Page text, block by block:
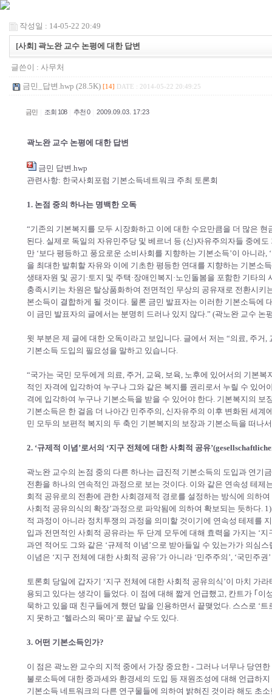
작성일 : 14-05-22 20:49
[사회] 곽노완 교수 논평에 대한 답변
글쓴이 : 사무처
금민_답변.hwp (28.5K) [14] DATE : 2014-05-22 20:49:25
금민 조회 108 추천 0 2009.09.03. 17:23
곽노완 교수 논평에 대한 답변
금민 답변.hwp
관련사항: 한국사회포럼 기본소득네트워크 주최 토론회
1. 논점 중의 하나는 명백한 오독
“기존의 기본복지를 모두 시장화하고 이에 대한 수요만큼을 더 많은
된다. 실제로 독일의 자유민주당 및 베르너 등 (신)자유주의자들 중에
만 ‘보다 평등하고 풍요로운 소비사회를 지향하는 기본소득’이 아니라
을 최대한 발휘할 자유와 이에 기초한 평등한 연대를 지향하는 기본소
생태자원 및 공기·토지 및 주택·장애인복지·노인돌봄을 포함한 기타
충족시키는 차원은 탈상품화하여 전면적인 무상의 공유재로 전환시
본소득이 결합하게 될 것이다. 물론 금민 발표자는 이러한 기본소득에
이 금민 발표자의 글에서는 분명히 드러나 있지 않다.” (곽노완 교수 논
윗 부분은 제 글에 대한 오독이라고 보입니다. 글에서 저는 “의료, 주거
기본소득 도입의 필요성을 말하고 있습니다.
“국가는 국민 모두에게 의료, 주거, 교육, 보육, 노후에 있어서의 기본
적인 자격에 입각하여 누구나 그와 같은 복지를 권리로서 누릴 수 있어
격에 입각하여 누구나 기본소득을 받을 수 있어야 한다. 기본복지의
기본소득은 한 걸음 더 나아간 민주주의, 신자유주의 이후 변화된 세
민 모두의 보편적 복지의 두 축인 기본복지의 보장과 기본소득을 떠나
2. ‘규제적 이념’로서의 ‘지구 전체에 대한 사회적 공유
곽노완 교수의 논점 중의 다른 하나는 급진적 기본소득의 도입과 연기
전환을 하나의 연속적인 과정으로 보는 것이다. 이와 같은 연속성 테
회적 공유로의 전환에 관한 사회경제적 경로를 설정하는 방식에 의하
사회적 공유의식의 확장’과정으로 파악됨에 의하여 확보되는 듯하다.
적 과정이 아니라 정치투쟁의 과정을 의미할 것이기에 연속성 테제를
입과 전면적인 사회적 공유라는 두 단계 모두에 대해 효력을 가지는 ‘
과연 적어도 그와 같은 ‘규제적 이념’으로 받아들일 수 있는가가 의심
이념은 ‘지구 전체에 대한 사회적 공유’가 아니라 ‘민주주의’, ‘국민주
토론회 당일에 갑자기 ‘지구 전체에 대한 사회적 공유의식’이 마치 가
용되고 있다는 생각이 들었다. 이 점에 대해 짧게 언급했고, 칸트가 ｢
묵하고 있을 때 친구들에게 했던 말을 인용하면서 끝맺었다. 스스로 ‘
지 못하고 ‘헬라스의 목마’로 끝날 수도 있다.
3. 어떤 기본소득인가?
이 점은 곽노완 교수의 지적 중에서 가장 중요한 - 그러나 너무나 당연
불로소득에 대한 중과세와 환경세의 도입 등 재원조성에 대해 언급하
기본소득 네트워크의 다른 연구물들에 의하여 밝혀진 것이라 해도 초